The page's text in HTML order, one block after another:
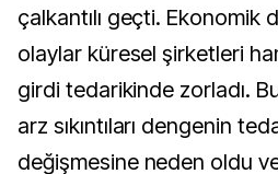
çalkantılı geçti. Ekonomik
olaylar küresel şirketleri
girdi tedarikinde zorladı.
arz sıkıntıları dengenin
değişmesine neden oldu